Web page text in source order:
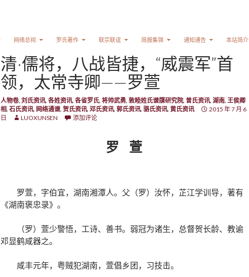
网络总祠 罗氏著作 联宗联谊 简报集锦 通知通告 本站简介
清·儒将，八战皆捷，“威震军”首
领，太常寺卿——罗萱
人物卷, 刘氏资讯, 各姓资讯, 各省罗氏, 将帅武勇, 敦睦姓氏谱牒研究院, 曾氏资讯, 湖南, 王侯卿
相, 石氏资讯, 网络通谱, 贺氏资讯, 邓氏资讯, 郭氏资讯, 骆氏资讯, 黄氏资讯
2015 年 7 月 6
日
LUOXUNSEN 添加评论
罗 萱
罗萱，字伯宜，湖南湘潭人。父（罗）汝怀，芷江学训导，著有
《湖南褒忠录》。
（罗）萱少警悟，工诗、善书。弱冠为诸生，总督贺长龄、教谕
邓显鹤咸器之。
咸丰元年，粤贼犯湖南，萱倡乡团，习技击。